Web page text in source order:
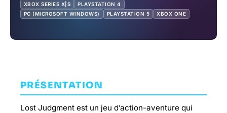
XBOX SERIES X|S
PLAYSTATION 4
PC (MICROSOFT WINDOWS)
PLAYSTATION 5 XBOX ONE
PRÉSENTATION
Lost Judgment est un jeu d’action-aventure qui